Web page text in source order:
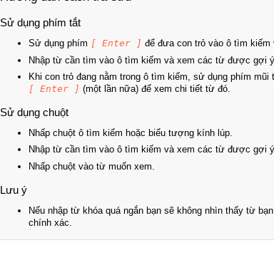
Sử dụng phím tắt
Sử dụng phím [ Enter ] để đưa con trỏ vào ô tìm kiếm
Nhập từ cần tìm vào ô tìm kiếm và xem các từ được gợi
Khi con trỏ đang nằm trong ô tìm kiếm, sử dụng phím mũi
[ Enter ] (một lần nữa) để xem chi tiết từ đó.
Sử dụng chuột
Nhấp chuột ô tìm kiếm hoặc biểu tượng kính lúp.
Nhập từ cần tìm vào ô tìm kiếm và xem các từ được gợi
Nhấp chuột vào từ muốn xem.
Lưu ý
Nếu nhập từ khóa quá ngắn bạn sẽ không nhìn thấy từ
chính xác.